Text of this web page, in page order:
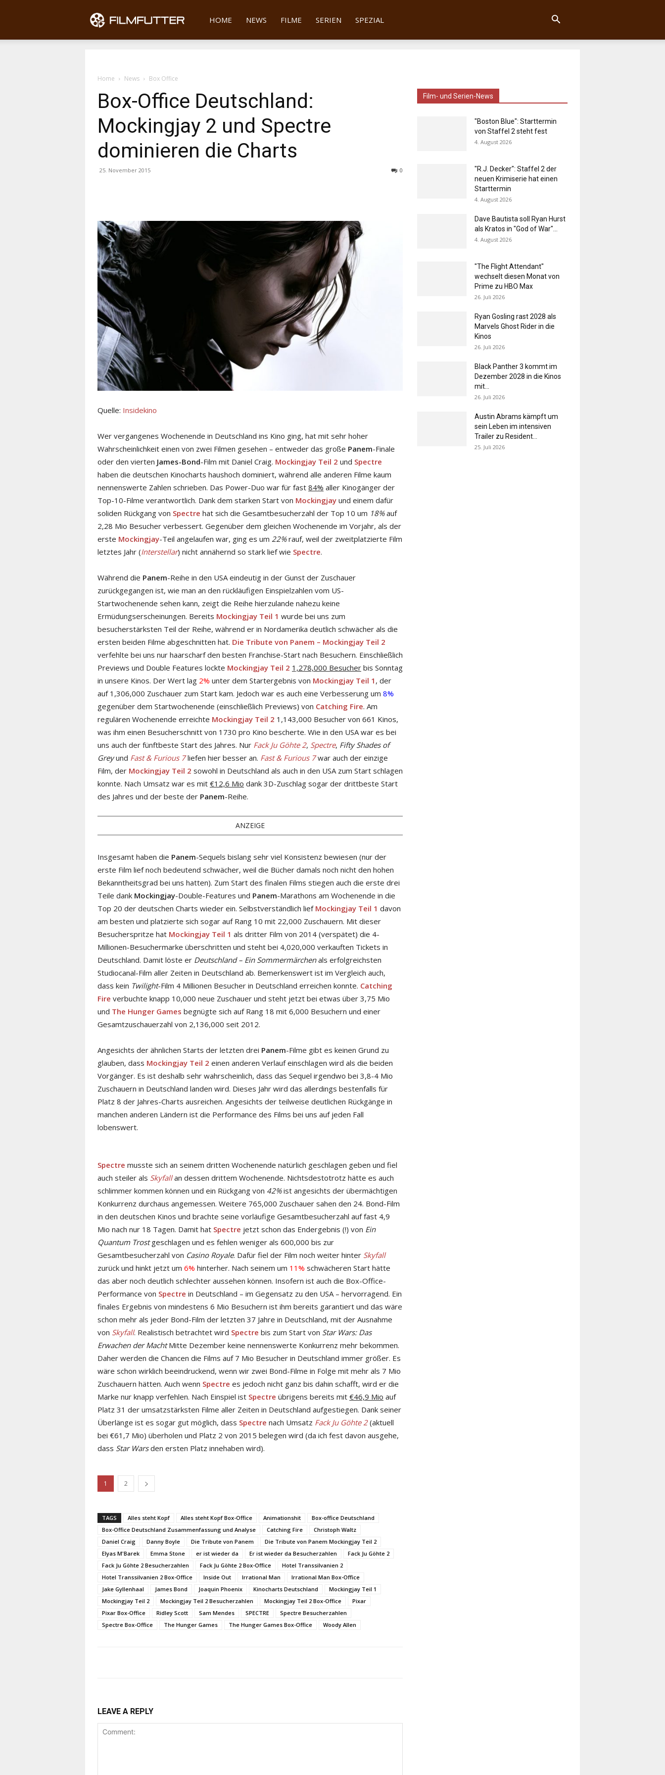
Filmfutter
HOME NEWS FILME SERIEN SPEZIAL
Home News Box Office
Box-Office Deutschland:
Mockingjay 2 und Spectre
dominieren die Charts
25. November 2015 0
Quelle: Insidekino
Wer vergangenes Wochenende in Deutschland ins Kino ging, hat mit sehr hoher
Wahrscheinlichkeit einen von zwei Filmen gesehen – entweder das große Panem-Finale
oder den vierten James-Bond-Film mit Daniel Craig. Mockingjay Teil 2 und Spectre
haben die deutschen Kinocharts haushoch dominiert, während alle anderen Filme kaum
nennenswerte Zahlen schrieben. Das Power-Duo war für fast 84% aller Kinogänger der
Top-10-Filme verantwortlich. Dank dem starken Start von Mockingjay und einem dafür
soliden Rückgang von Spectre hat sich die Gesamtbesucherzahl der Top 10 um 18%auf
2,28 Mio Besucher verbessert. Gegenüber dem gleichen Wochenende im Vorjahr, als der
erste Mockingjay-Teil angelaufen war, ging es um 22%rauf, weil der zweitplatzierte Film
letztes Jahr (Interstellar) nicht annähernd so stark lief wie Spectre.
Während die Panem-Reihe in den USA eindeutig in der Gunst der Zuschauer
zurückgegangen ist, wie man an den rückläufigen Einspielzahlen vom US-
Startwochenende sehen kann, zeigt die Reihe hierzulande nahezu keine
Ermüdungserscheinungen. Bereits Mockingjay Teil 1 wurde bei uns zum
besucherstärksten Teil der Reihe, während er in Nordamerika deutlich schwächer als die
ersten beiden Filme abgeschnitten hat. Die Tribute von Panem – Mockingjay Teil 2
verfehlte bei uns nur haarscharf den besten Franchise-Start nach Besuchern. Einschließlich
Previews und Double Features lockte Mockingjay Teil 2 1,278,000 Besucher bis Sonntag
in unsere Kinos. Der Wert lag 2% unter dem Startergebnis von Mockingjay Teil 1 , der
auf 1,306,000 Zuschauer zum Start kam. Jedoch war es auch eine Verbesserung um 8%
gegenüber dem Startwochenende (einschließlich Previews) von Catching Fire. Am
regulären Wochenende erreichte Mockingjay Teil 2 1,143,000 Besucher von 661 Kinos,
was ihm einen Besucherschnitt von 1730 pro Kino bescherte. Wie in den USA war es bei
uns auch der fünftbeste Start des Jahres. Nur Fack Ju Göhte 2, Spectre, Fifty Shades of
Greyund Fast & Furious 7liefen hier besser an. Fast & Furious 7war auch der einzige
Film, der Mockingjay Teil 2 sowohl in Deutschland als auch in den USA zum Start schlagen
konnte. Nach Umsatz war es mit €12,6 Mio dank 3D-Zuschlag sogar der drittbeste Start
des Jahres und der beste der Panem-Reihe.
ANZEIGE
Insgesamt haben die Panem-Sequels bislang sehr viel Konsistenz bewiesen (nur der
erste Film lief noch bedeutend schwächer, weil die Bücher damals noch nicht den hohen
Bekanntheitsgrad bei uns hatten). Zum Start des finalen Films stiegen auch die erste drei
Teile dank Mockingjay-Double-Features und Panem-Marathons am Wochenende in die
Top 20 der deutschen Charts wieder ein. Selbstverständlich lief Mockingjay Teil 1 davon
am besten und platzierte sich sogar auf Rang 10 mit 22,000 Zuschauern. Mit dieser
Besucherspritze hat Mockingjay Teil 1 als dritter Film von 2014 (verspätet) die 4-
Millionen-Besuchermarke überschritten und steht bei 4,020,000 verkauften Tickets in
Deutschland. Damit löste er Deutschland – Ein Sommermärchenals erfolgreichsten
Studiocanal-Film aller Zeiten in Deutschland ab. Bemerkenswert ist im Vergleich auch,
dass kein Twilight-Film 4 Millionen Besucher in Deutschland erreichen konnte. Catching
Fire verbuchte knapp 10,000 neue Zuschauer und steht jetzt bei etwas über 3,75 Mio
und The Hunger Games begnügte sich auf Rang 18 mit 6,000 Besuchern und einer
Gesamtzuschauerzahl von 2,136,000 seit 2012.
Angesichts der ähnlichen Starts der letzten drei Panem-Filme gibt es keinen Grund zu
glauben, dass Mockingjay Teil 2 einen anderen Verlauf einschlagen wird als die beiden
Vorgänger. Es ist deshalb sehr wahrscheinlich, dass das Sequel irgendwo bei 3,8-4 Mio
Zuschauern in Deutschland landen wird. Dieses Jahr wird das allerdings bestenfalls für
Platz 8 der Jahres-Charts ausreichen. Angesichts der teilweise deutlichen Rückgänge in
manchen anderen Ländern ist die Performance des Films bei uns auf jeden Fall
lobenswert.
Spectre musste sich an seinem dritten Wochenende natürlich geschlagen geben und fiel
auch steiler als Skyfallan dessen drittem Wochenende. Nichtsdestotrotz hätte es auch
schlimmer kommen können und ein Rückgang von 42%ist angesichts der übermächtigen
Konkurrenz durchaus angemessen. Weitere 765,000 Zuschauer sahen den 24. Bond-Film
in den deutschen Kinos und brachte seine vorläufige Gesamtbesucherzahl auf fast 4,9
Mio nach nur 18 Tagen. Damit hat Spectre jetzt schon das Endergebnis (!) von Ein
Quantum Trostgeschlagen und es fehlen weniger als 600,000 bis zur
Gesamtbesucherzahl von Casino Royale. Dafür fiel der Film noch weiter hinter Skyfall
zurück und hinkt jetzt um 6% hinterher. Nach seinem um 11% schwächeren Start hätte
das aber noch deutlich schlechter aussehen können. Insofern ist auch die Box-Office-
Performance von Spectre in Deutschland – im Gegensatz zu den USA – hervorragend. Ein
finales Ergebnis von mindestens 6 Mio Besuchern ist ihm bereits garantiert und das wäre
schon mehr als jeder Bond-Film der letzten 37 Jahre in Deutschland, mit der Ausnahme
von Skyfall. Realistisch betrachtet wird Spectre bis zum Start von Star Wars: Das
Erwachen der MachtMitte Dezember keine nennenswerte Konkurrenz mehr bekommen.
Daher werden die Chancen die Films auf 7 Mio Besucher in Deutschland immer größer. Es
wäre schon wirklich beeindruckend, wenn wir zwei Bond-Filme in Folge mit mehr als 7 Mio
Zuschauern hätten. Auch wenn Spectre es jedoch nicht ganz bis dahin schafft, wird er die
Marke nur knapp verfehlen. Nach Einspiel ist Spectre übrigens bereits mit €46,9 Mio auf
Platz 31 der umsatzstärksten Filme aller Zeiten in Deutschland aufgestiegen. Dank seiner
Überlänge ist es sogar gut möglich, dass Spectre nach Umsatz Fack Ju Göhte 2(aktuell
bei €61,7 Mio) überholen und Platz 2 von 2015 belegen wird (da ich fest davon ausgehe,
dass Star Warsden ersten Platz innehaben wird).
1 2
TAGS Alles steht Kopf Alles steht Kopf Box-Office Animationshit
Box-office Deutschland
Box-Office Deutschland Zusammenfassung und Analyse
Catching Fire
Christoph Waltz
Daniel Craig
Danny Boyle Die Tribute von Panem
Die Tribute von Panem Mockingjay Teil 2
Elyas M'Barek
Emma Stone er ist wieder da Er ist wieder da Besucherzahlen
Fack Ju Göhte 2
Fack Ju Göhte 2 Besucherzahlen
Fack Ju Göhte 2 Box-Office
Hotel Transsilvanien 2
Hotel Transsilvanien 2 Box-Office
Inside Out Irrational Man
Irrational Man Box-Office
Jake Gyllenhaal
James Bond Joaquin Phoenix Kinocharts Deutschland
Mockingjay Teil 1
Mockingjay Teil 2
Mockingjay Teil 2 Besucherzahlen Mockingjay Teil 2 Box-Office
Pixar
Pixar Box-Office
Ridley Scott Sam Mendes SPECTRE
Spectre Besucherzahlen
Spectre Box-Office
The Hunger Games The Hunger Games Box-Office Woody Allen
LEAVE A REPLY
Film- und Serien-News
"Boston Blue": Starttermin
von Staffel 2 steht fest
4. August 2026
"R.J. Decker": Staffel 2 der
neuen Krimiserie hat einen
Starttermin
4. August 2026
Dave Bautista soll Ryan Hurst
als Kratos in "God of War"...
4. August 2026
"The Flight Attendant"
wechselt diesen Monat von
Prime zu HBO Max
26. Juli 2026
Ryan Gosling rast 2028 als
Marvels Ghost Rider in die
Kinos
26. Juli 2026
Black Panther 3 kommt im
Dezember 2028 in die Kinos
mit...
26. Juli 2026
Austin Abrams kämpft um
sein Leben im intensiven
Trailer zu Resident...
25. Juli 2026